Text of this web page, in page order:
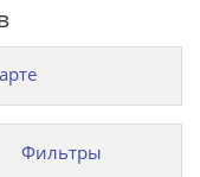
Фильтры